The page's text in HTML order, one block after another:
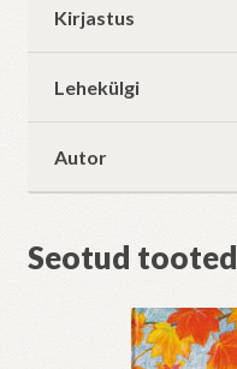
Kirjastus
Lehekülgi
Autor
Seotud tooted